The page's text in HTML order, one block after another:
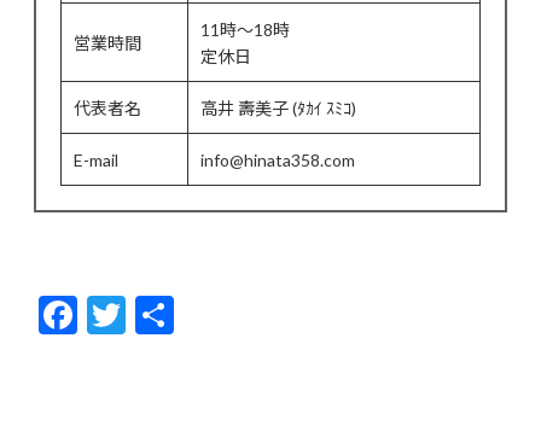
営業時間
11時～18時
定休日
代表者名 高井 壽美子 (ﾀｶｲ ｽﾐｺ)
E-mail info@hinata358.com
F
ac
T
w